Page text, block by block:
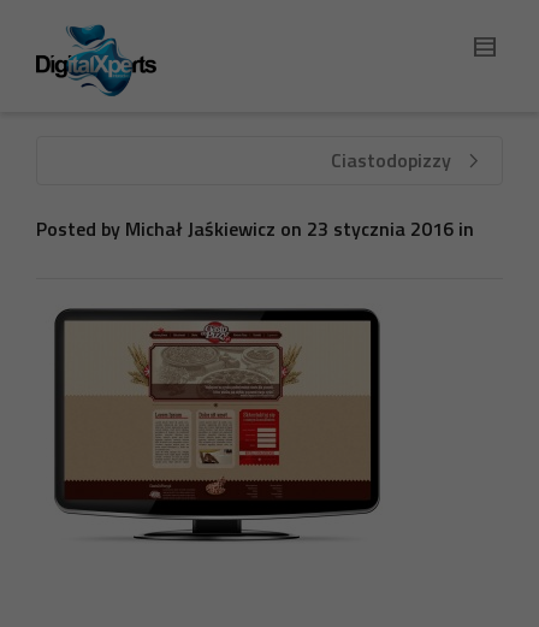
Ciastodopizzy
Posted by Michał Jaśkiewicz on 23 stycznia 2016 in